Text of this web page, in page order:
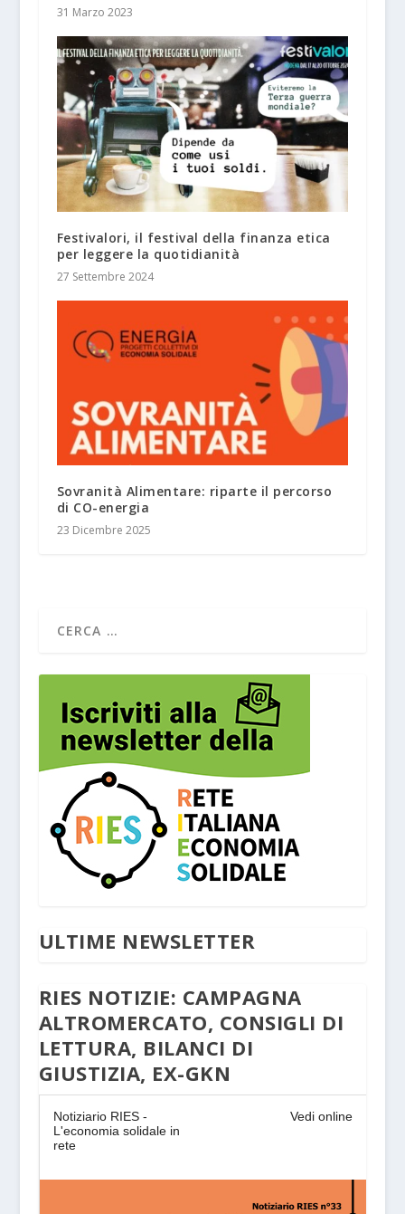
31 Marzo 2023
Festivalori, il festival della finanza etica
per leggere la quotidianità
27 Settembre 2024
Sovranità Alimentare: riparte il percorso
di CO-energia
23 Dicembre 2025
ULTIME NEWSLETTER
RIES NOTIZIE: CAMPAGNA
ALTROMERCATO, CONSIGLI DI
LETTURA, BILANCI DI
GIUSTIZIA, EX-GKN